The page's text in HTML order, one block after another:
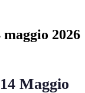
2026
Maggio